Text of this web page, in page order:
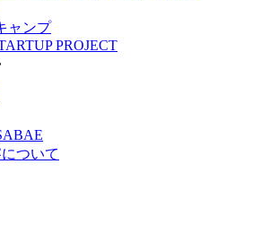
ャンプ
PROJECT
ついて